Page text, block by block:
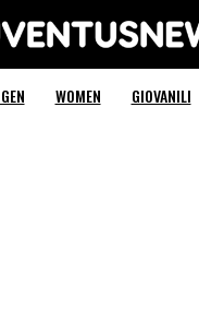
Juventus
WOMEN GIOVANILI